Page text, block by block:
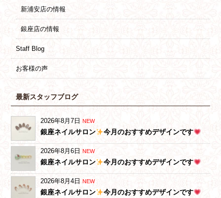
新浦安店の情報
銀座店の情報
Staff Blog
お客様の声
最新スタッフブログ
2026年8月7日 NEW
銀座ネイルサロン 今月のおすすめデザインです
2026年8月6日 NEW
銀座ネイルサロン 今月のおすすめデザインです
2026年8月4日 NEW
銀座ネイルサロン 今月のおすすめデザインです